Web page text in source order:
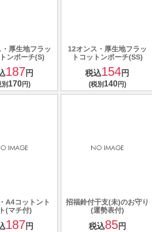
厚生地フラッ
ンポーチ(S)
187円
170円)
12オンス・厚生地フラッ
トコットンポーチ(SS)
税込154円
(税別140円)
A4コットント
(マチ付)
187円
招福鈴付干支(未)のお守り
(運勢表付)
税込85円